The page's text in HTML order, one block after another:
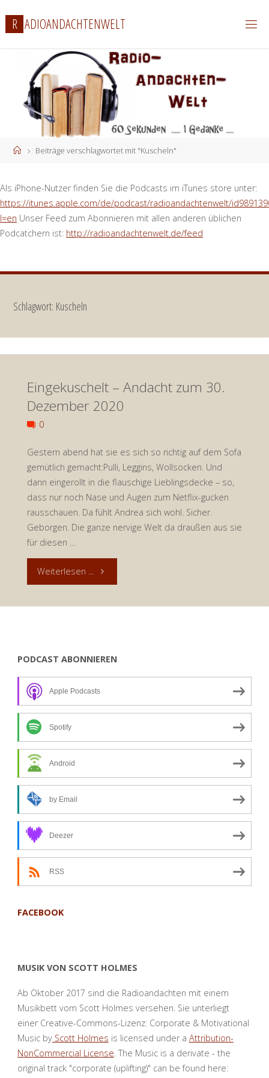
Inhalt
springen
R ADIOANDACHTENWELT
StartBeiträge verschlagwortet mit "Kuscheln"
Als iPhone-Nutzer finden Sie die Podcasts im iTunes store unter:
https://itunes.apple.com/de/podcast/radioandachtenwelt/
l=en Unser Feed zum Abonnieren mit allen anderen üblichen
Podcatchern ist: http://radioandachtenwelt.de/feed
Schlagwort: Kuscheln
Eingekuschelt – Andacht zum 30.
Dezember 2020
0
Gestern abend hat sie es sich so richtig auf dem Sofa
gemütlich gemacht:Pulli, Leggins, Wollsocken. Und
dann eingerollt in die flauschige Lieblingsdecke – so,
dass nur noch Nase und Augen zum Netflix-gucken
rausschauen. Da fühlt Andrea sich wohl. Sicher.
Geborgen. Die ganze nervige Welt da draußen aus sie
für diesen …
Weiterlesen ... "Eingekuschelt
30.
PODCAST ABONNIEREN
Apple Podcasts
Spotify
Android
by Email
Deezer
RSS
FACEBOOK
MUSIK VON SCOTT HOLMES
Ab Oktober 2017 sind die Radioandachten mit einem
Musikbett vom Scott Holmes versehen. Sie unterliegt
einer Creative-Commons-Lizenz: Corporate & Motivational
Music byScott Holmes is licensed under a Attribution-
NonCommercial License. The Music is a derivate - the
original track "corporate (uplifting)" can be found here: